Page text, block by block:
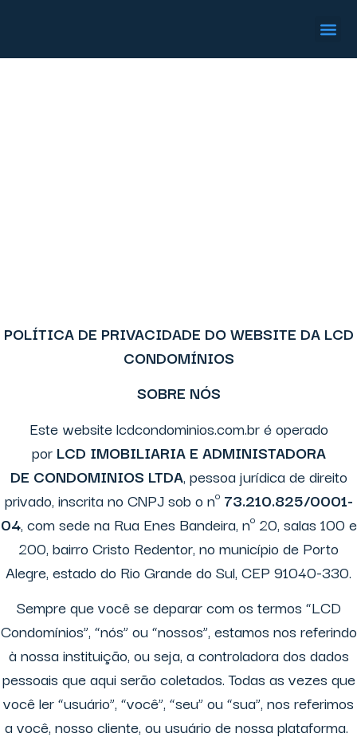
POLÍTICA DE PRIVACIDADE DO WEBSITE DA LCD
CONDOMÍNIOS
SOBRE NÓS
Este website lcdcondominios.com.br é operado
por LCD IMOBILIARIA E ADMINISTADORA
DE CONDOMINIOS LTDA, pessoa jurídica de direito
privado, inscrita no CNPJ sob o nº 73.210.825/0001-
04, com sede na Rua Enes Bandeira, nº 20, salas 100 e
200, bairro Cristo Redentor, no município de Porto
Alegre, estado do Rio Grande do Sul, CEP 91040-330.
Sempre que você se deparar com os termos “LCD
Condomínios”, “nós” ou “nossos”, estamos nos referindo
à nossa instituição, ou seja, a controladora dos dados
pessoais que aqui serão coletados. Todas as vezes que
você ler “usuário”, “você”, “seu” ou “sua”, nos referimos
a você, nosso cliente, ou usuário de nossa plataforma.